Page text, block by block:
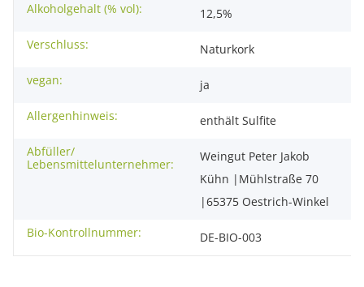
Alkoholgehalt (% vol):
12,5%
Verschluss:
Naturkork
vegan:
ja
Allergenhinweis:
enthält Sulfite
Abfüller/
Lebensmittelunternehmer:
Weingut Peter Jakob
Kühn |Mühlstraße 70
|65375 Oestrich-Winkel
Bio-Kontrollnummer:
DE-BIO-003